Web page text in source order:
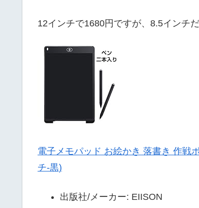
12インチで1680円ですが、8.5インチ
電子メモパッド お絵かき 落書き 作戦
チ-黒)
出版社/メーカー: EIISON